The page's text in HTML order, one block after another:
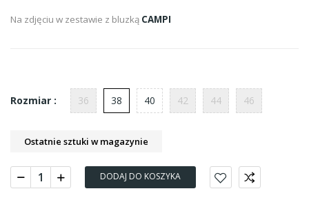
Na zdjęciu w zestawie z bluzką CAMPI
Rozmiar : 36 38 40 42 44 46
Ostatnie sztuki w magazynie
DODAJ DO KOSZYKA